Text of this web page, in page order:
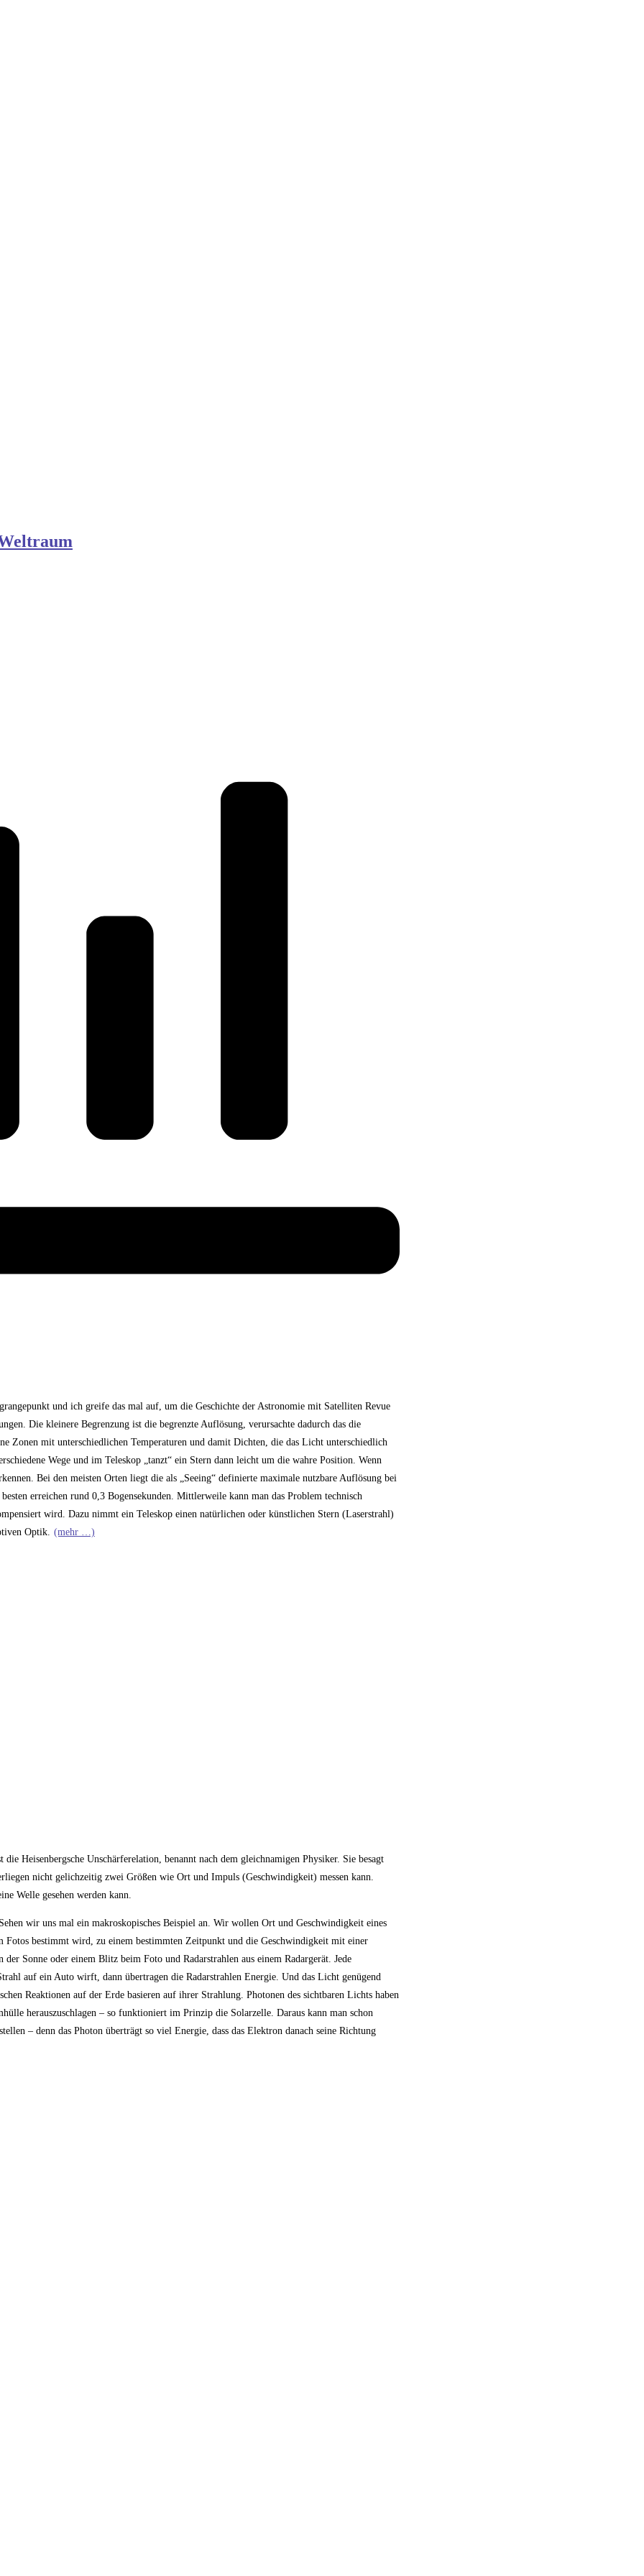
und ich greife das mal auf, um die Geschichte der Astronomie mit Satelliten Revue
Die kleinere Begrenzung ist die begrenzte Auflösung, verursachte dadurch das die
Zonen mit unterschiedlichen Temperaturen und damit Dichten, die das Licht unterschiedlich
Wege und im Teleskop „tanzt“ ein Stern dann leicht um die wahre Position. Wenn
Bei den meisten Orten liegt die als „Seeing“ definierte maximale nutzbare Auflösung bei
erreichen rund 0,3 Bogensekunden. Mittlerweile kann man das Problem technisch
wird. Dazu nimmt ein Teleskop einen natürlichen oder künstlichen Stern (Laserstrahl)
Optik. (mehr …)
Heisenbergsche Unschärferelation, benannt nach dem gleichnamigen Physiker. Sie besagt
nicht gelichzeitig zwei Größen wie Ort und Impuls (Geschwindigkeit) messen kann.
Welle gesehen werden kann.
wir uns mal ein makroskopisches Beispiel an. Wir wollen Ort und Geschwindigkeit eines
Fotos bestimmt wird, zu einem bestimmten Zeitpunkt und die Geschwindigkeit mit einer
Sonne oder einem Blitz beim Foto und Radarstrahlen aus einem Radargerät. Jede
auf ein Auto wirft, dann übertragen die Radarstrahlen Energie. Und das Licht genügend
Reaktionen auf der Erde basieren auf ihrer Strahlung. Photonen des sichtbaren Lichts haben
herauszuschlagen – so funktioniert im Prinzip die Solarzelle. Daraus kann man schon
– denn das Photon überträgt so viel Energie, dass das Elektron danach seine Richtung